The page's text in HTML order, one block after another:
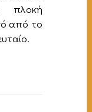
πλοκή
από το